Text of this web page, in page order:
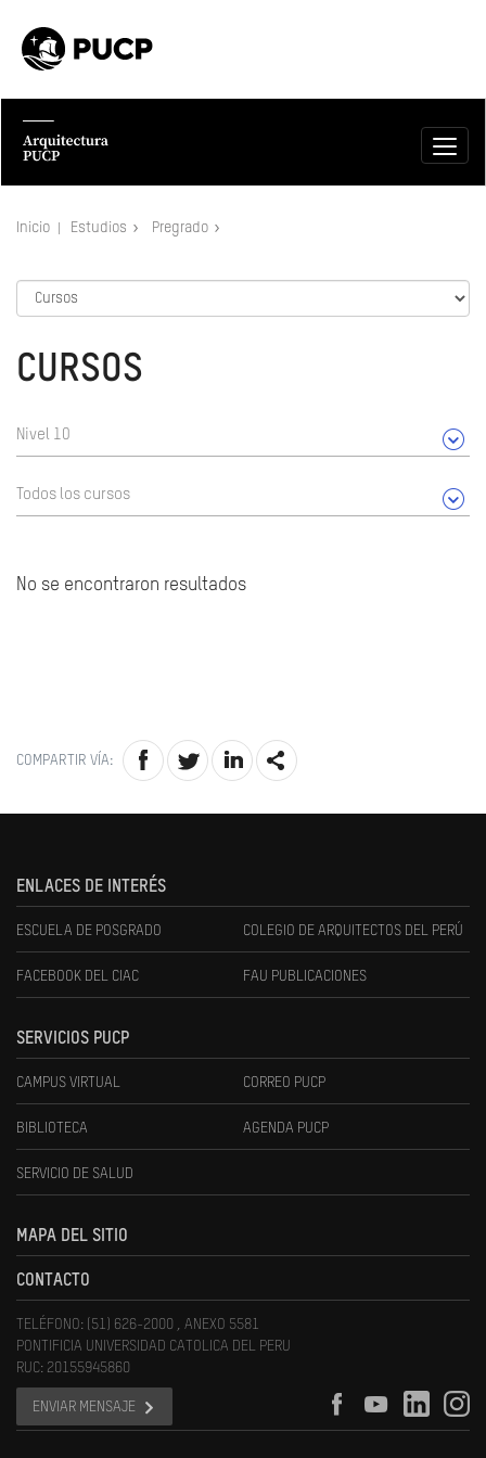
Inicio Estudios Pregrado
CURSOS
Nivel 10
Todos los cursos
No se encontraron resultados
COMPARTIR VÍA:
ENLACES DE INTERÉS
ESCUELA DE POSGRADO COLEGIO DE ARQUITECTOS DEL PERÚ
FACEBOOK DEL CIAC FAU PUBLICACIONES
SERVICIOS PUCP
CAMPUS VIRTUAL CORREO PUCP
BIBLIOTECA AGENDA PUCP
SERVICIO DE SALUD
MAPA DEL SITIO
CONTACTO
TELÉFONO: (51) 626-2000 , ANEXO 5581
PONTIFICIA UNIVERSIDAD CATOLICA DEL PERU
RUC: 20155945860
ENVIAR MENSAJE